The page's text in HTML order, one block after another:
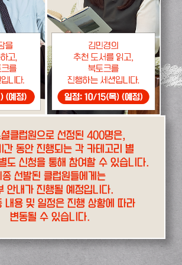
클럽원으로 선정된 400명은,
간 동안 진행되는 각 카테고리 별
도 신청을 통해 참여할 수 있습니다.
종 선발된 클럽원들에게는
안내가 진행될 예정입니다.
내용 및 일정은 진행 상황에 따라
변동될 수 있습니다.